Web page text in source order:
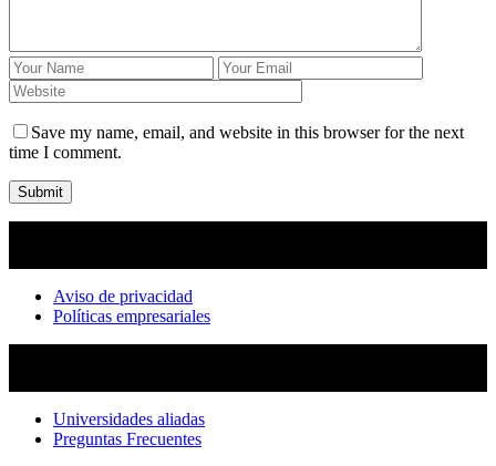
Save my name, email, and website in this browser for the next
time I comment.
Submit
Aviso de privacidad
Políticas empresariales
Universidades aliadas
Preguntas Frecuentes